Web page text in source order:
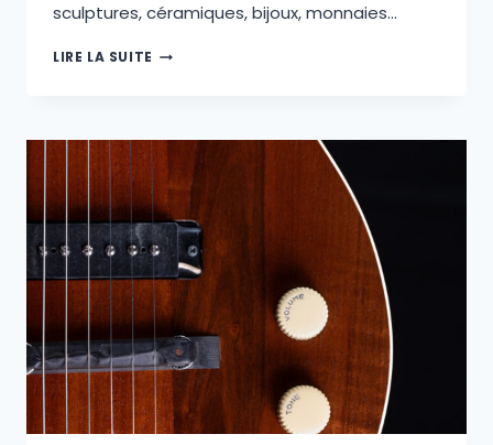
sculptures, céramiques, bijoux, monnaies…
LIRE LA SUITE LE
LIEU
D’HISTOIRE
ET
D’INSPIRATION